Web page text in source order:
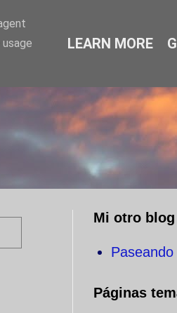
Mi otro blog
Páginas
LEARN MORE